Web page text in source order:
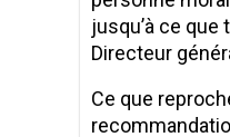
jusqu’à ce
Directeur
Ce que